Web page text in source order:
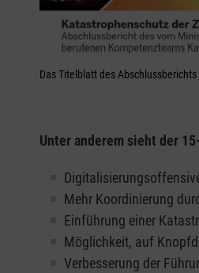
Das Titelblatt des
Unter anderem sieht der
Mehr Koordinierung
Einführung einer
Möglichkeit, auf
Verbesserung der